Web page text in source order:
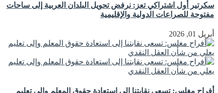
سكرتير أول اشتراكي تعز: نرفض تحويل البلدان العربية إلى ساحات
مفتوحة للصراعات الدولية والإقليمية
أبريل 01, 2026
أفراح مغلس: تسعى نقابتنا إلى استعادة حقوق المعلم وإلى تعليم